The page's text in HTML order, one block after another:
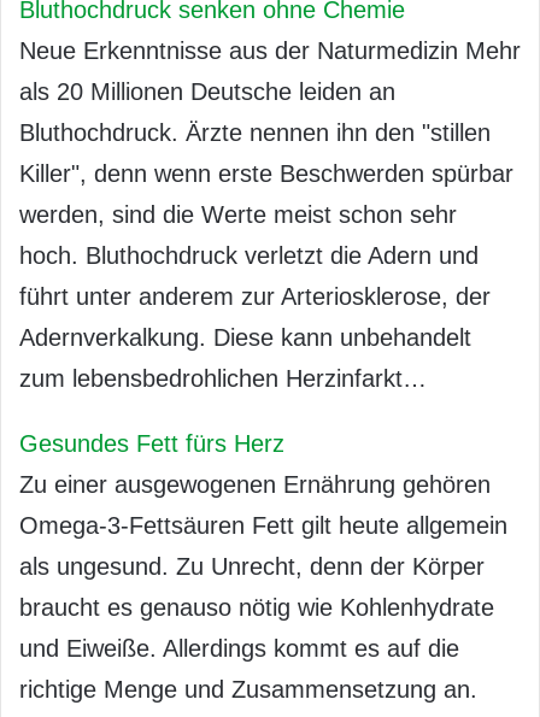
Bluthochdruck senken ohne Chemie
Neue Erkenntnisse aus der Naturmedizin Mehr
als 20 Millionen Deutsche leiden an
Bluthochdruck. Ärzte nennen ihn den "stillen
Killer", denn wenn erste Beschwerden spürbar
werden, sind die Werte meist schon sehr
hoch. Bluthochdruck verletzt die Adern und
führt unter anderem zur Arteriosklerose, der
Adernverkalkung. Diese kann unbehandelt
zum lebensbedrohlichen Herzinfarkt…
Gesundes Fett fürs Herz
Zu einer ausgewogenen Ernährung gehören
Omega-3-Fettsäuren Fett gilt heute allgemein
als ungesund. Zu Unrecht, denn der Körper
braucht es genauso nötig wie Kohlenhydrate
und Eiweiße. Allerdings kommt es auf die
richtige Menge und Zusammensetzung an.